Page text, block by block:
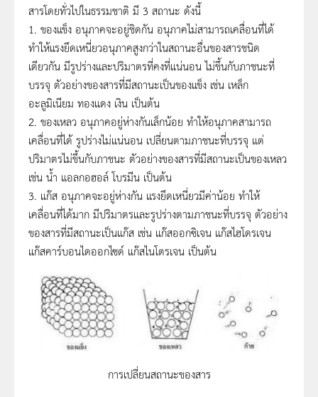
สารโดยทั่วไปในธรรมชาติ มี 3 สถานะ ดังนี้
1. ของแข็ง อนุภาคจะอยู่ชิดกัน อนุภาคไม่สามารถเคลื่อนที่ได้
ทำให้แรงยึดเหนี่ยวอนุภาคสูงกว่าในสถานะอื่นของสารชนิด
เดียวกัน มีรูปร่างและปริมาตรที่คงที่แน่นอน ไม่ขึ้นกับภาชนะที่
บรรจุ ตัวอย่างของสารที่มีสถานะเป็นของแข็ง เช่น เหล็ก
อะลูมิเนียม ทองแดง เงิน เป็นต้น
2. ของเหลว อนุภาคอยู่ห่างกันเล็กน้อย ทำให้อนุภาคสามารถ
เคลื่อนที่ได้ รูปร่างไม่แน่นอน เปลี่ยนตามภาชนะที่บรรจุ แต่
ปริมาตรไม่ขึ้นกับภาชนะ ตัวอย่างของสารที่มีสถานะเป็นของเหลว
เช่น น้ำ แอลกอฮอล์ โบรมีน เป็นต้น
3. แก๊ส อนุภาคจะอยู่ห่างกัน แรงยึดเหนี่ยวมีค่าน้อย ทำให้
เคลื่อนที่ได้มาก มีปริมาตรและรูปร่างตามภาชนะที่บรรจุ ตัวอย่าง
ของสารที่มีสถานะเป็นแก๊ส เช่น แก๊สออกซิเจน แก๊สไฮโดรเจน
แก๊สคาร์บอนไดออกไซด์ แก๊สไนโตรเจน เป็นต้น
การเปลี่ยนสถานะของสาร